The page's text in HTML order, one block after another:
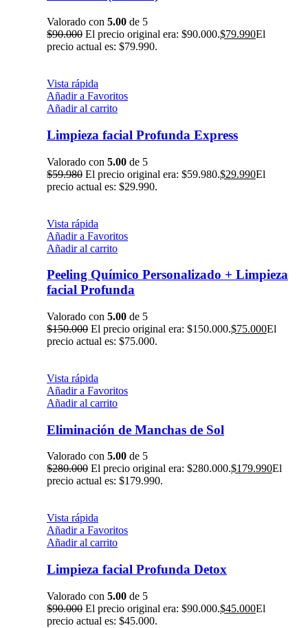
Valorado con 5.00 de 5
$90.000 El precio original era: $90.000.$79.990El
precio actual es: $79.990.
Vista rápida
Añadir a Favoritos
Añadir al carrito
Limpieza facial Profunda Express
Valorado con 5.00 de 5
$59.980 El precio original era: $59.980.$29.990El
precio actual es: $29.990.
Vista rápida
Añadir a Favoritos
Añadir al carrito
Peeling Químico Personalizado + Limpieza
facial Profunda
Valorado con 5.00 de 5
$150.000 El precio original era: $150.000.$75.000El
precio actual es: $75.000.
Vista rápida
Añadir a Favoritos
Añadir al carrito
Eliminación de Manchas de Sol
Valorado con 5.00 de 5
$280.000 El precio original era: $280.000.$179.990El
precio actual es: $179.990.
Vista rápida
Añadir a Favoritos
Añadir al carrito
Limpieza facial Profunda Detox
Valorado con 5.00 de 5
$90.000 El precio original era: $90.000.$45.000El
precio actual es: $45.000.